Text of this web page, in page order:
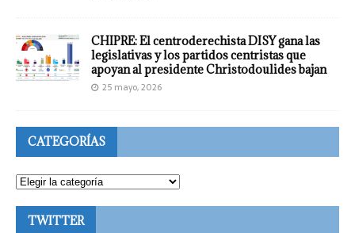
CHIPRE: El centroderechista DISY gana las
legislativas y los partidos centristas que
apoyan al presidente Christodoulides bajan
25 mayo, 2026
CATEGORÍAS
TWITTER